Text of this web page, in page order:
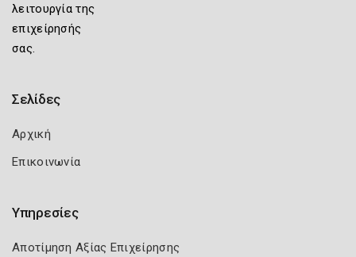
λειτουργία της
επιχείρησής
σας.
Σελίδες
Αρχική
Επικοινωνία
Υπηρεσίες
Αποτίμηση Αξίας Επιχείρησης